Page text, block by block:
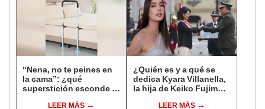
“Nena, no te peines en
la cama”: ¿qué
superstición esconde la
LEER MÁS
¿Quién es y a qué se
dedica Kyara Villanella,
la hija de Keiko Fujimori
LEER MÁS